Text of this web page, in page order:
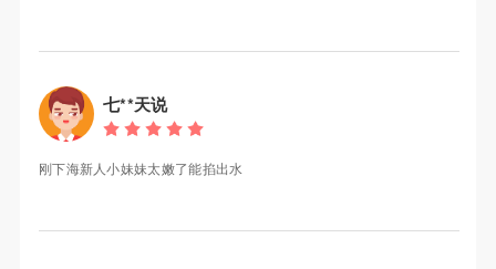
七**天说
刚下海新人小妹妹太嫩了能掐出水